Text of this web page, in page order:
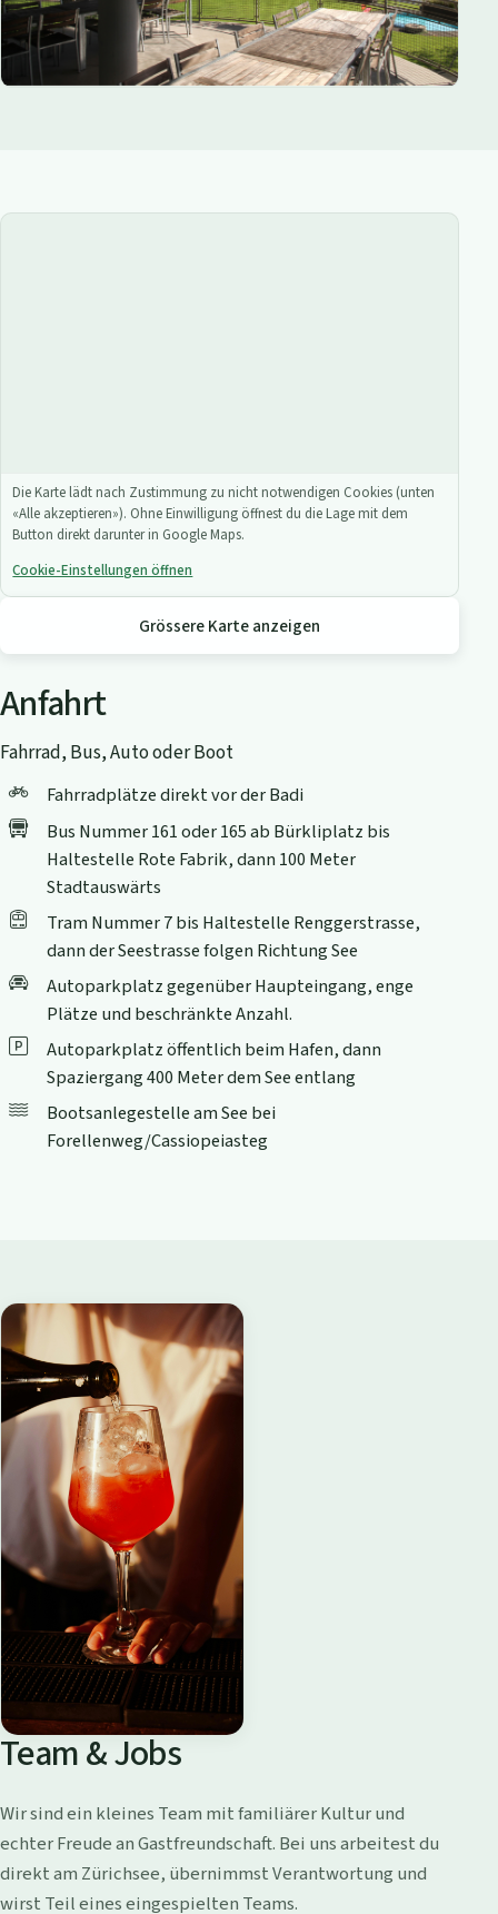
Die Karte lädt nach Zustimmung zu nicht notwendigen Cookies (unten
«Alle akzeptieren»). Ohne Einwilligung öffnest du die Lage mit dem
Button direkt darunter in Google Maps.
Cookie-Einstellungen öffnen
Grössere Karte anzeigen
Anfahrt
Fahrrad, Bus, Auto oder Boot
Fahrradplätze direkt vor der Badi
Bus Nummer 161 oder 165 ab Bürkliplatz bis
Haltestelle Rote Fabrik, dann 100 Meter
Stadtauswärts
Tram Nummer 7 bis Haltestelle Renggerstrasse,
dann der Seestrasse folgen Richtung See
Autoparkplatz gegenüber Haupteingang, enge
Plätze und beschränkte Anzahl.
Autoparkplatz öffentlich beim Hafen, dann
Spaziergang 400 Meter dem See entlang
Bootsanlegestelle am See bei
Forellenweg/Cassiopeiasteg
Team & Jobs
Wir sind ein kleines Team mit familiärer Kultur und
echter Freude an Gastfreundschaft. Bei uns arbeitest du
direkt am Zürichsee, übernimmst Verantwortung und
wirst Teil eines eingespielten Teams.